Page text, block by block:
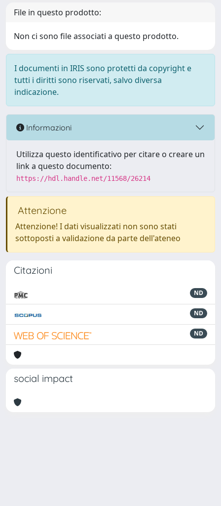
File in questo prodotto:
Non ci sono file associati a questo prodotto.
I documenti in IRIS sono protetti da copyright e
tutti i diritti sono riservati, salvo diversa
indicazione.
Informazioni
Utilizza questo identificativo per citare o creare un
link a questo documento:
https://hdl.handle.net/11568/26214
Attenzione
Attenzione! I dati visualizzati non sono stati
sottoposti a validazione da parte dell'ateneo
Citazioni
ND
ND
ND
social impact